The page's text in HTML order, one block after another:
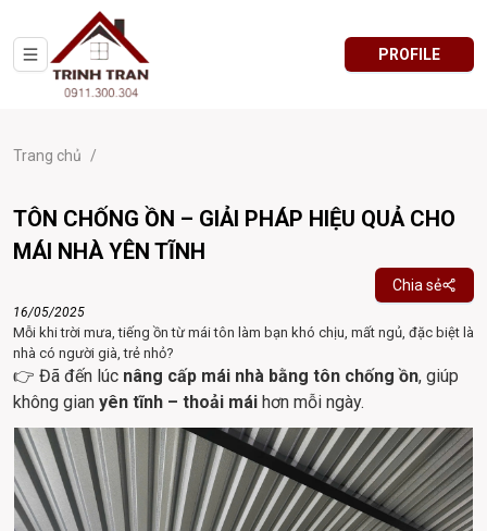
PROFILE
Trang chủ /
TÔN CHỐNG ỒN – GIẢI PHÁP HIỆU QUẢ CHO
MÁI NHÀ YÊN TĨNH
Chia sẻ
16/05/2025
Mỗi khi trời mưa, tiếng ồn từ mái tôn làm bạn khó chịu, mất ngủ, đặc biệt là
nhà có người già, trẻ nhỏ?
👉 Đã đến lúc nâng cấp mái nhà bằng tôn chống ồn, giúp
không gian yên tĩnh – thoải mái hơn mỗi ngày.